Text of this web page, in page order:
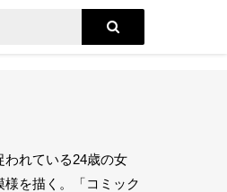
れている24歳の女
を描く。「コミック